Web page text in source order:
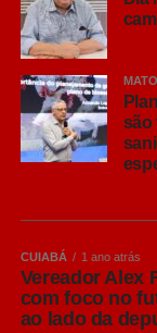
extremamente
de eleitores
resultado é
todos.
Não se trata de
2022,
mostrou que o
Facebook saltou
quinze dias após
são
CUIABÁ 1 ano atrás
Vereador Alex
com foco no
ao lado da